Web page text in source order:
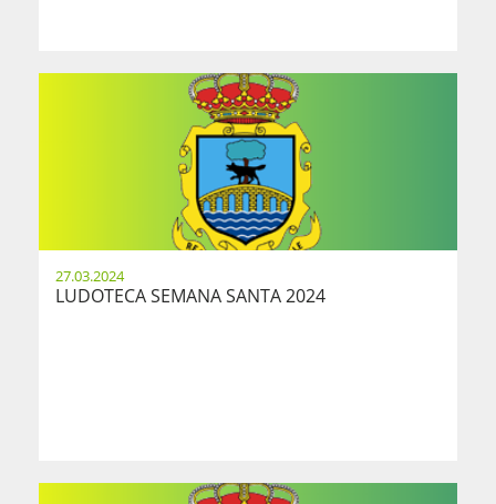
27.03.2024
LUDOTECA SEMANA SANTA 2024